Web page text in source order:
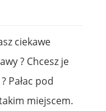
ciekawe
? Chcesz je
Pałac pod
miejscem.